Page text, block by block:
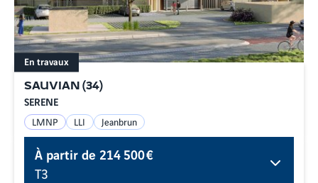
SAUVIAN (34)
SERENE
En travaux
LMNP LLI Jeanbrun
À partir de214 500 €
T3